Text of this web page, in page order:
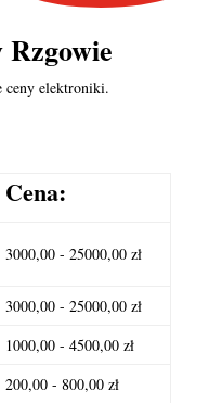
Rzgowie
ceny elektroniki.
Cena:
3000,00 - 25000,00 zł
3000,00 - 25000,00 zł
1000,00 - 4500,00 zł
200,00 - 800,00 zł